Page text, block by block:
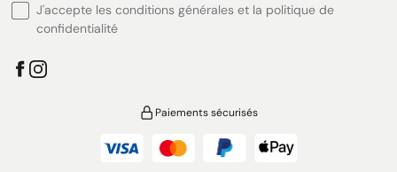
J'accepte les conditions générales et la politique de
confidentialité
Paiements sécurisés